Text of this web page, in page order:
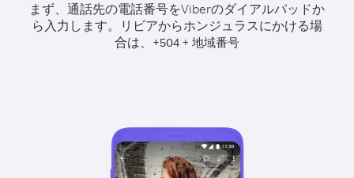
まず、通話先の電話番号をViberのダイアルパッドか
ら入力します。
リビアからホンジュラスにかける場
合は、 +504 + 地域番号